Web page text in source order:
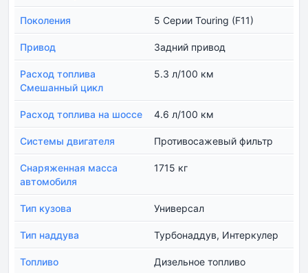
Поколения 5 Серии Touring (F11)
Привод Задний привод
Расход топлива
Смешанный цикл
5.3 л/100 км
Расход топлива на шоссе 4.6 л/100 км
Системы двигателя Противосажевый фильтр
Снаряженная масса
автомобиля
1715 кг
Тип кузова Универсал
Тип наддува Турбонаддув, Интеркулер
Топливо Дизельное топливо